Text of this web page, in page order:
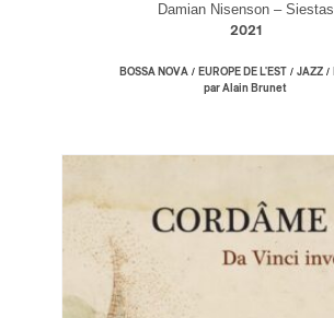
Damian Nisenson – Siestas
2021
BOSSA NOVA/ EUROPE DE L'EST/ JAZZ/
par Alain Brunet